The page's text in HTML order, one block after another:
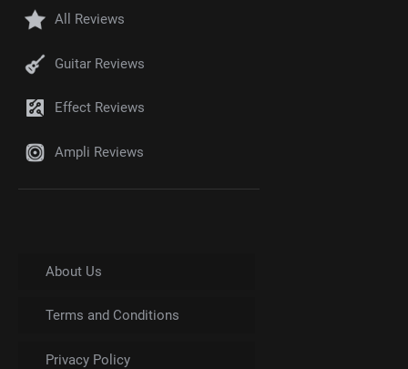
All Reviews
Guitar Reviews
Effect Reviews
Ampli Reviews
About Us
Terms and Conditions
Privacy Policy